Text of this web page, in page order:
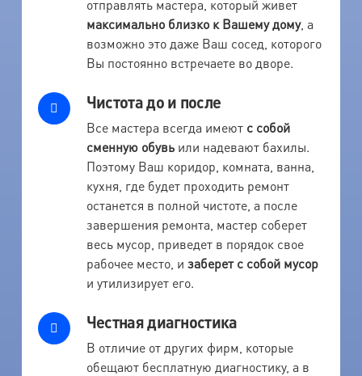
отправлять мастера, который живет
максимально близко к Вашему дому, а
возможно это даже Ваш сосед, которого
Вы постоянно встречаете во дворе.
Чистота до и после
Все мастера всегда имеют с собой
сменную обувьили надевают бахилы.
Поэтому Ваш коридор, комната, ванна,
кухня, где будет проходить ремонт
останется в полной чистоте, а после
завершения ремонта, мастер соберет
весь мусор, приведет в порядок свое
рабочее место, и заберет с собой мусор
и утилизирует его.
Честная диагностика
В отличие от других фирм, которые
обещают бесплатную диагностику, а в